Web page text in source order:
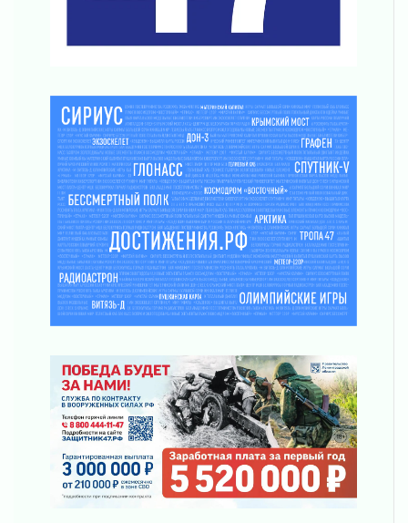
Поддержка волонтерских объединений
часа
03 августа 2026
Музеи Ленобласти обновляют пространства
03 августа 2026
Новая площадка: 2027
03 августа 2026
Часть медиков в Ленобласти сможет
рассчитывать на доплату от региона
03 августа 2026
За сутки в Ленинградской области
ликвидировали 10 пожаров
03 августа 2026
Клюква наливается, но в корзинку пока не
просится
03 августа 2026
Строительные компании Ленобласти
подняли зарплаты почти на 40% за год
03 августа 2026
Шесть новых жизней в честь дня рождения
Ленинградской области